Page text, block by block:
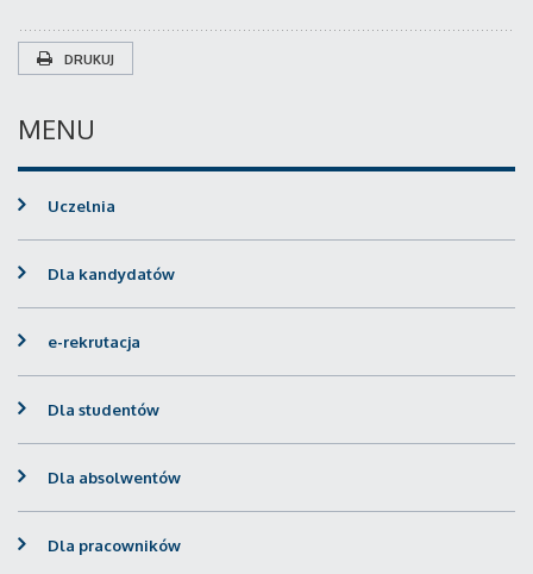
DRUKUJ
MENU
Uczelnia
Dla kandydatów
e-rekrutacja
Dla studentów
Dla absolwentów
Dla pracowników